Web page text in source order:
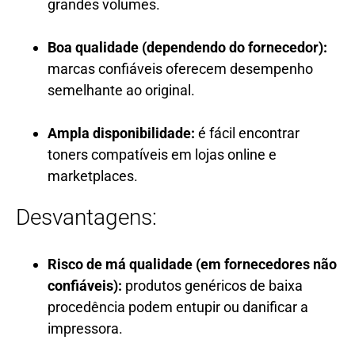
grandes volumes.
Boa qualidade (dependendo do fornecedor):
marcas confiáveis oferecem desempenho
semelhante ao original.
Ampla disponibilidade: é fácil encontrar
toners compatíveis em lojas online e
marketplaces.
Desvantagens:
Risco de má qualidade (em fornecedores não
confiáveis): produtos genéricos de baixa
procedência podem entupir ou danificar a
impressora.